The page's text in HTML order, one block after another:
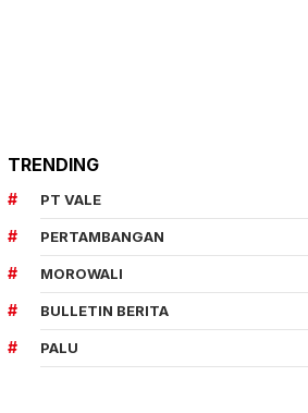
TRENDING
PT VALE
PERTAMBANGAN
MOROWALI
BULLETIN BERITA
PALU